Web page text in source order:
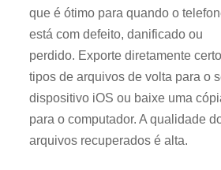
que é ótimo para quando o
está com defeito, danificado ou
perdido. Exporte diretamente
tipos de arquivos de volta para o
dispositivo iOS ou baixe uma
para o computador. A qualidade
arquivos recuperados é alta.